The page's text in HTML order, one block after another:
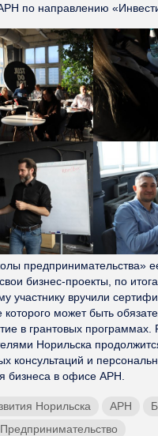
по направлению
предпринимательства»
бизнес-проекты, по
участнику вручили
которого может быть
в грантовых программах.
Норильска
консультаций и
бизнеса в офисе АРН.
Норильска АРН
Предпринимательство